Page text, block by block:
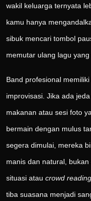
wakil keluarga ternyata
kamu hanya
sibuk mencari tombol
memutar ulang lagu
Band profesional
improvisasi. Jika ada
makanan atau sesi foto
bermain dengan mulus
segera dimulai, mereka
manis dan natural,
situasi atau crowd reading
tiba suasana menjadi